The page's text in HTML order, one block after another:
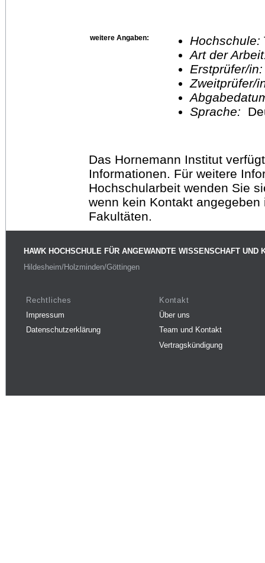
weitere Angaben: Hochschule:
Art der
Erstprüfer/
Sprache:
Das Hornemann Institut
Informationen. Für weitere
Hochschularbeit wenden Sie
wenn kein Kontakt
Fakultäten.
HAWK HOCHSCHULE FÜR ANGEWANDTE WISSENSCHAFT UND
Hildesheim/Holzminden/Göttingen
Rechtliches
Impressum
Datenschutzerklärung
Kontakt
Über uns
Team und Kontakt
Vertragskündigung